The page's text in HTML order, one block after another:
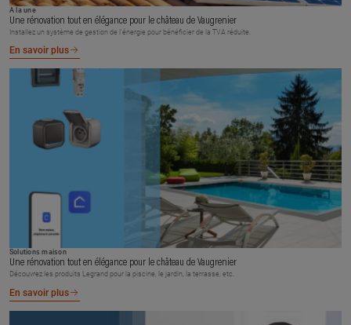
À la une
Une rénovation tout en élégance pour le château de Vaugrenier
Installez un système de gestion de l’énergie pour bénéficier de la TVA réduite.
En savoir plus
Solutions maison
Une rénovation tout en élégance pour le château de Vaugrenier
Découvrez les produits Legrand pour la piscine, le jardin, la terrasse, etc.
En savoir plus